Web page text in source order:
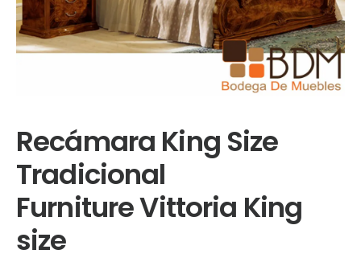
Recámara King Size
Tradicional
Furniture Vittoria King
size